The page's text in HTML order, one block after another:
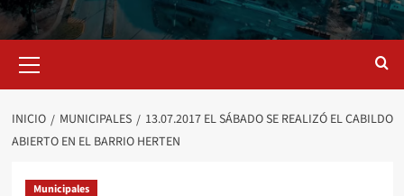
primario
INICIO MUNICIPALES
13.07.2017 EL SÁBADO SE REALIZÓ EL CABILDO
ABIERTO EN EL BARRIO HERTEN
Municipales